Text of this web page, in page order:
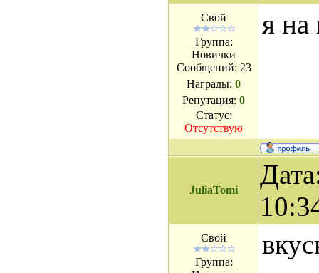
Свой
Группа:
Новички
Сообщений: 23
Награды: 0
Репутация: 0
Статус:
Отсутствую
я на
JuliaTomi
Свой
Группа: